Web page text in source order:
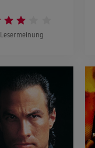
Lesermeinung